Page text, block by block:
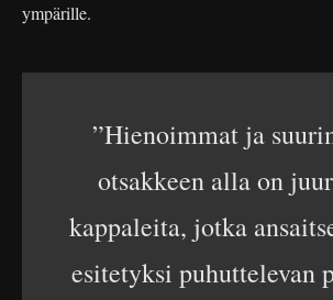
ympärille.
”Hienoimmat ja
otsakkeen alla on
kappaleita, jotka
esitetyksi puhuttelevan